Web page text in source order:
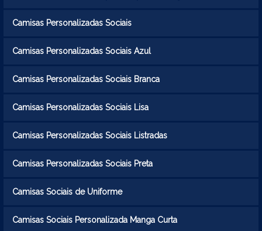
Camisas Personalizadas Sociais
Camisas Personalizadas Sociais Azul
Camisas Personalizadas Sociais Branca
Camisas Personalizadas Sociais Lisa
Camisas Personalizadas Sociais Listradas
Camisas Personalizadas Sociais Preta
Camisas Sociais de Uniforme
Camisas Sociais Personalizada Manga Curta